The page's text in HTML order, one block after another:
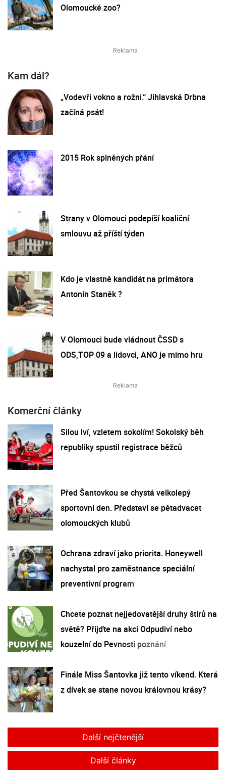
Olomoucké zoo?
Kam dál?
„Vodevři vokno a rožni.“ Jihlavská Drbna
začíná psát!
2015 Rok splněných přání
Strany v Olomouci podepíší koaliční
smlouvu až příští týden
Kdo je vlastně kandidát na primátora
Antonín Staněk ?
V Olomouci bude vládnout ČSSD s
ODS,TOP 09 a lidovci, ANO je mimo hru
Komerční články
Silou lví, vzletem sokolím! Sokolský běh
republiky spustil registrace běžců
Před Šantovkou se chystá velkolepý
sportovní den. Představí se pětadvacet
olomouckých klubů
Ochrana zdraví jako priorita. Honeywell
nachystal pro zaměstnance speciální
preventivní program
Chcete poznat nejjedovatější druhy štírů na
světě? Přijďte na akci Odpudiví nebo
kouzelní do Pevnosti poznání
Finále Miss Šantovka již tento víkend. Která
z dívek se stane novou královnou krásy?
Další nejčtenější
Další články